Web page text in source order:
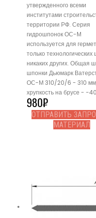
утвержденного всеми
институтами
территории РФ. Серия
гидрошпонок ОС-М
используется для
только технологических
никаких других. Общая
шпонки Дьюмарк
ОС-М 310/20/6 - 310
хрупкость на брусе - -
980₽
ОТПРАВИТЬ
МАТЕРИАЛ